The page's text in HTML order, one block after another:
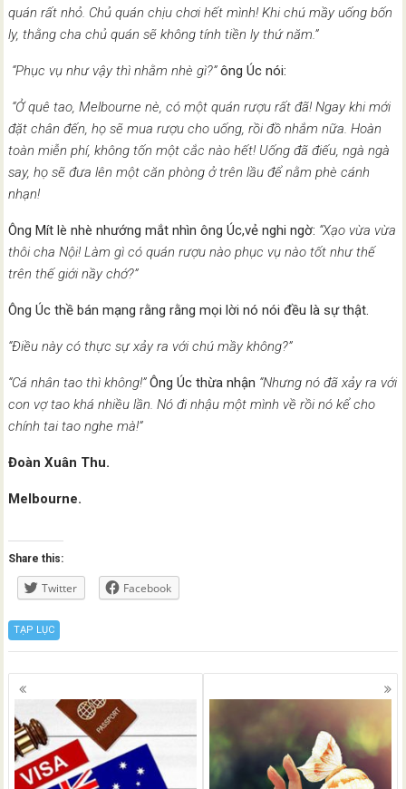
quán rất nhỏ. Chủ quán chịu chơi hết mình! Khi chú mầy uống bốn
ly, thằng cha chủ quán sẽ không tính tiền ly thứ năm.”
“Phục vụ như vậy thì nhằm nhè gì?”ông Úc nói:
“Ở quê tao, Melbourne nè, có một quán rượu rất đã! Ngay khi mới
đặt chân đến, họ sẽ mua rượu cho uống, rồi đồ nhắm nữa. Hoàn
toàn miễn phí, không tốn một cắc nào hết! Uống đã điếu, ngà ngà
say, họ sẽ đưa lên một căn phòng ở trên lầu để nằm phè cánh
nhạn!
Ông Mít lè nhè nhướng mắt nhìn ông Úc,vẻ nghi ngờ: “Xạo vừa vừa
thôi cha Nội! Làm gì có quán rượu nào phục vụ nào tốt như thế
trên thế giới nầy chớ?”
Ông Úc thề bán mạng rằng rằng mọi lời nó nói đều là sự thật.
“Điều này có thực sự xảy ra với chú mầy không?”
“Cá nhân tao thì không!”Ông Úc thừa nhận “Nhưng nó đã xảy ra với
con vợ tao khá nhiều lần. Nó đi nhậu một mình về rồi nó kể cho
chính tai tao nghe mà!”
Đoàn Xuân Thu.
Melbourne.
Share this:
Twitter Facebook
TẠP LỤC
Posts
navigation